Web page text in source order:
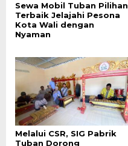
Sewa Mobil Tuban Pilihan
Terbaik Jelajahi Pesona
Kota Wali dengan
Nyaman
Melalui CSR, SIG Pabrik
Tuban Dorong